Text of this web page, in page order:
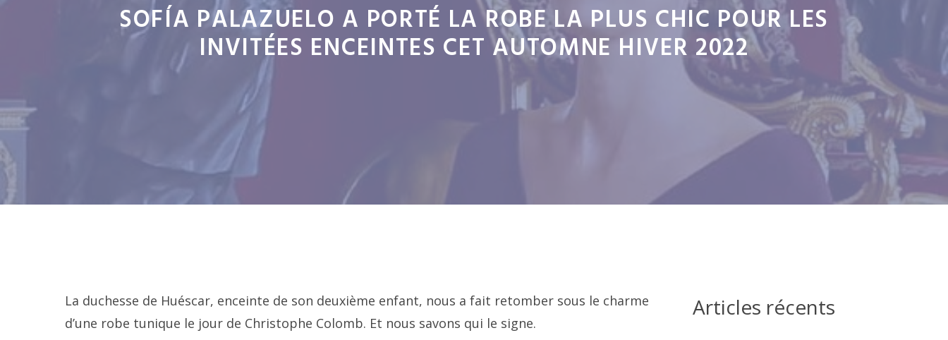
SOFÍA PALAZUELO A PORTÉ LA ROBE LA PLUS CHIC POUR LES
INVITÉES ENCEINTES CET AUTOMNE HIVER 2022
La duchesse de Huéscar, enceinte de son deuxième enfant, nous a fait retomber sous le charme
d’une robe tunique le jour de Christophe Colomb. Et nous savons qui le signe.
Articles récents